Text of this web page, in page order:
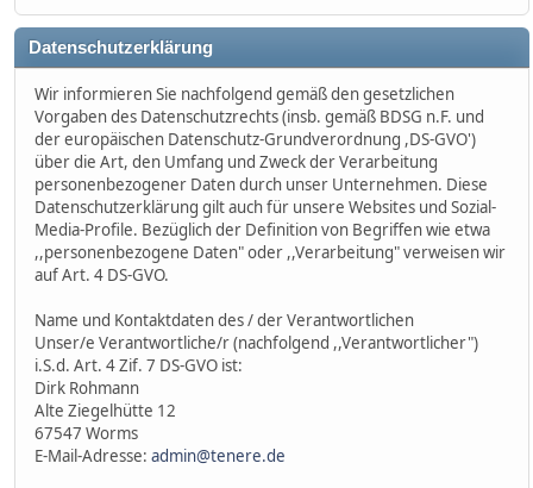
Datenschutzerklärung
Wir informieren Sie nachfolgend gemäß den gesetzlichen
Vorgaben des Datenschutzrechts (insb. gemäß BDSG n.F. und
der europäischen Datenschutz-Grundverordnung ,DS-GVO')
über die Art, den Umfang und Zweck der Verarbeitung
personenbezogener Daten durch unser Unternehmen. Diese
Datenschutzerklärung gilt auch für unsere Websites und Sozial-
Media-Profile. Bezüglich der Definition von Begriffen wie etwa
,,personenbezogene Daten" oder ,,Verarbeitung" verweisen wir
auf Art. 4 DS-GVO.
Name und Kontaktdaten des / der Verantwortlichen
Unser/e Verantwortliche/r (nachfolgend ,,Verantwortlicher")
i.S.d. Art. 4 Zif. 7 DS-GVO ist:
Dirk Rohmann
Alte Ziegelhütte 12
67547 Worms
E-Mail-Adresse: admin@tenere.de